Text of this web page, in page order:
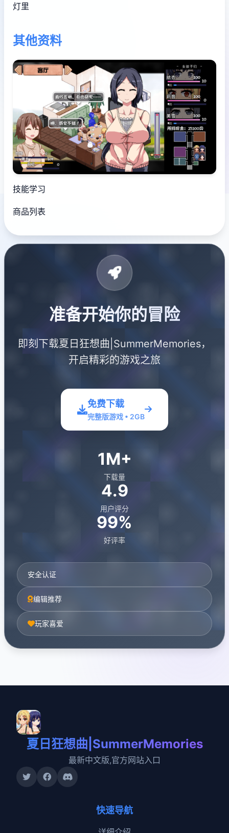
灯里
其他资料
技能学习
商品列表
准备开始你的冒险
即刻下载夏日狂想曲|SummerMemories，
开启精彩的游戏之旅
免费下载
完整版游戏 • 2GB
1M+
下载量
4.9
用户评分
99%
好评率
安全认证
编辑推荐
玩家喜爱
夏日狂想曲|SummerMemories
最新中文版,官方网站入口
快速导航